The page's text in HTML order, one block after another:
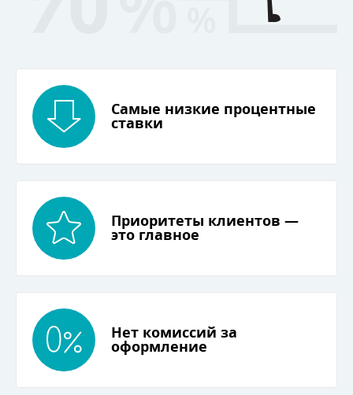
Cамые низкие процентные
ставки
Приоритеты клиентов —
это главное
Нет комиссий за
оформление